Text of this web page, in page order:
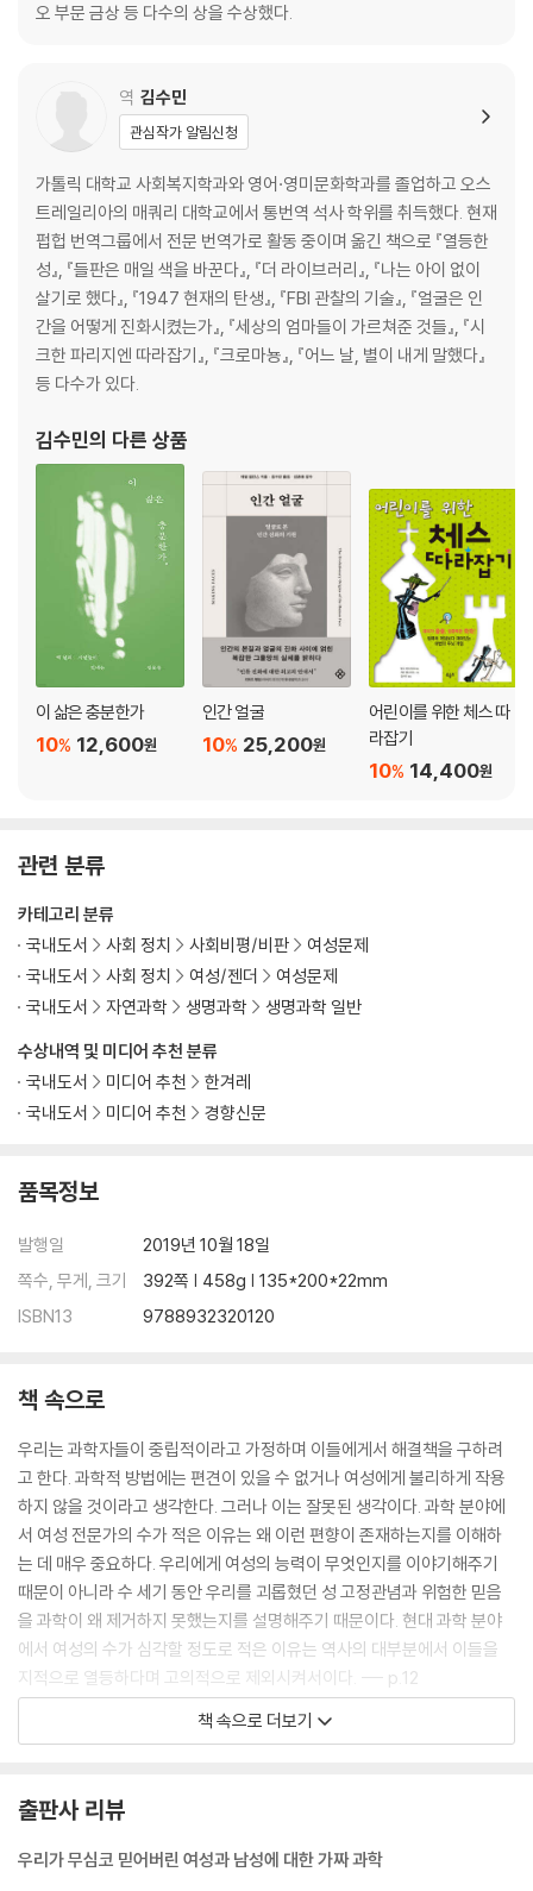
오 부문 금상 등 다수의 상을 수상했다.
역 김수민
관심작가 알림신청
가톨릭 대학교 사회복지학과와 영어·영미문화학과를 졸업하고 오스
트레일리아의 매쿼리 대학교에서 통번역 석사 학위를 취득했다. 현재
펍헙 번역그룹에서 전문 번역가로 활동 중이며 옮긴 책으로 『열등한
성』, 『들판은 매일 색을 바꾼다』, 『더 라이브러리』, 『나는 아이 없이
살기로 했다』, 『1947 현재의 탄생』, 『FBI 관찰의 기술』, 『얼굴은 인
간을 어떻게 진화시켰는가』, 『세상의 엄마들이 가르쳐준 것들』, 『시
크한 파리지엔 따라잡기』, 『크로마뇽』, 『어느 날, 별이 내게 말했다』
등 다수가 있다.
김수민의 다른 상품
이 삶은 충분한가
12,600원
10%
인간 얼굴
25,200원
10%
어린이를 위한 체스 따
라잡기
14,400원
10%
관련 분류
수상내역 및 미디어 추천 분류
국내도서
미디어 추천
한겨레
국내도서
미디어 추천 경향신문
카테고리 분류
국내도서
사회 정치 사회비평/비판
여성문제
국내도서
사회 정치 여성/젠더
여성문제
국내도서
자연과학 생명과학 생명과학 일반
품목정보
발행일
2019년 10월 18일
쪽수, 무게, 크기
392쪽 | 458g | 135*200*22mm
ISBN13
9788932320120
책 속으로
우리는 과학자들이 중립적이라고 가정하며 이들에게서 해결책을 구하려
고 한다. 과학적 방법에는 편견이 있을 수 없거나 여성에게 불리하게 작용
하지 않을 것이라고 생각한다. 그러나 이는 잘못된 생각이다. 과학 분야에
서 여성 전문가의 수가 적은 이유는 왜 이런 편향이 존재하는지를 이해하
는 데 매우 중요하다. 우리에게 여성의 능력이 무엇인지를 이야기해주기
때문이 아니라 수 세기 동안 우리를 괴롭혔던 성 고정관념과 위험한 믿음
을 과학이 왜 제거하지 못했는지를 설명해주기 때문이다. 현대 과학 분야
에서 여성의 수가 심각할 정도로 적은 이유는 역사의 대부분에서 이들을
지적으로 열등하다며 고의적으로 제외시켜서이다. --- p.12
이 책을 읽으면서 불편한 감정을 느낄 수도 있다. 진실은 때때로 사람들이
열등하지 않다는 증거를 설명하며 여성의 마음과 영혼을 위한 씁쓸한 과학
적 투쟁을 연대순으로 기록하고 있다. 내게 이 투쟁은 페미니즘이 개척해
책 속으로 더보기
출판사 리뷰
우리가 무심코 믿어버린 여성과 남성에 대한 가짜 과학